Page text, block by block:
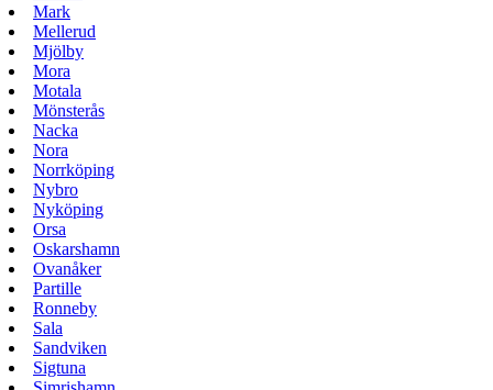
Mark
Mellerud
Mjölby
Mora
Motala
Mönsterås
Nacka
Nora
Norrköping
Nybro
Nyköping
Orsa
Oskarshamn
Ovanåker
Partille
Ronneby
Sala
Sandviken
Sigtuna